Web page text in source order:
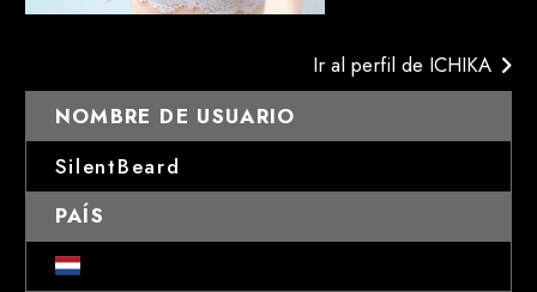
Ir al perfil de ICHIKA
NOMBRE DE USUARIO
SilentBeard
PAÍS